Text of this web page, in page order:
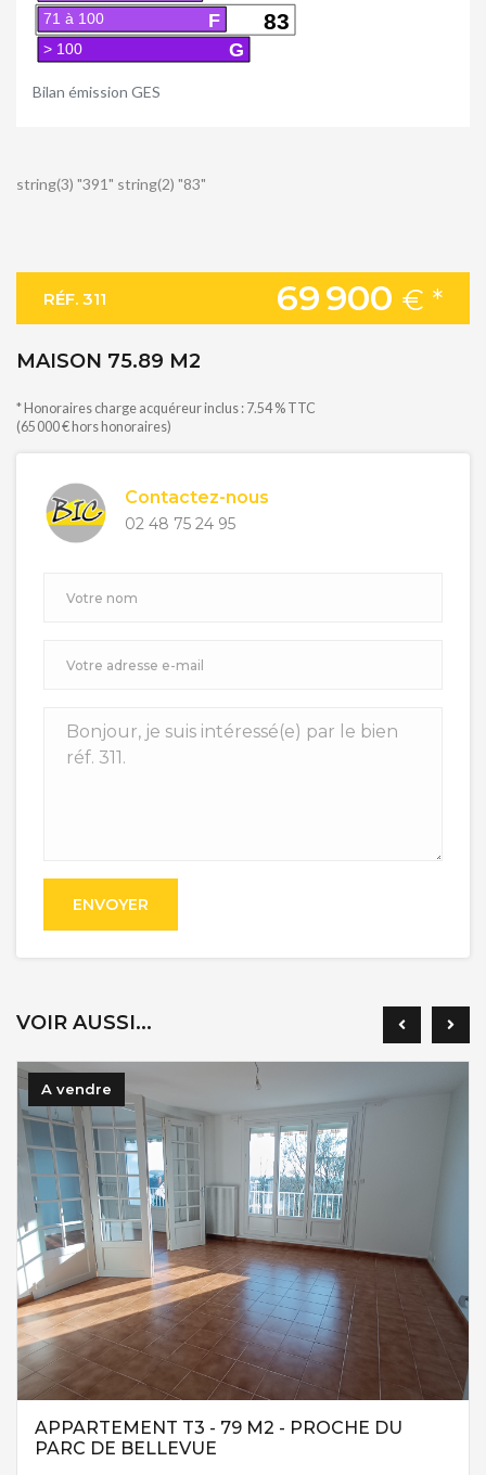
83
F
71 à 100
G
> 100
Bilan émission GES
string(3) "391" string(2) "83"
RÉF. 311 69 900 € *
MAISON 75.89 M2
* Honoraires charge acquéreur inclus : 7.54 % TTC
(65 000 € hors honoraires)
Contactez-nous
02 48 75 24 95
ENVOYER
VOIR AUSSI...
A vendre
APPARTEMENT T3 - 79 M2 - PROCHE DU
PARC DE BELLEVUE